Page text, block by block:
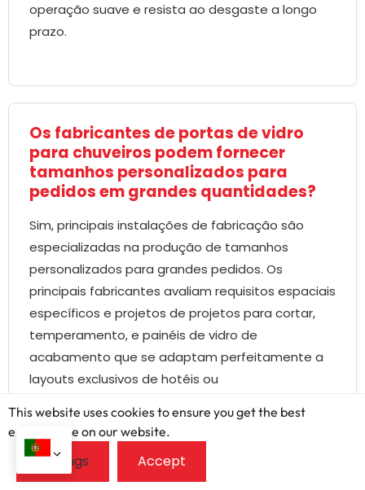
operação suave e resista ao desgaste a longo
prazo.
Os fabricantes de portas de vidro
para chuveiros podem fornecer
tamanhos personalizados para
pedidos em grandes quantidades?
Sim, principais instalações de fabricação são
especializadas na produção de tamanhos
personalizados para grandes pedidos. Os
principais fabricantes avaliam requisitos espaciais
específicos e projetos de projetos para cortar,
temperamento, e painéis de vidro de
acabamento que se adaptam perfeitamente a
layouts exclusivos de hotéis ou
This website uses cookies to ensure you get the best
exprerience on our website.